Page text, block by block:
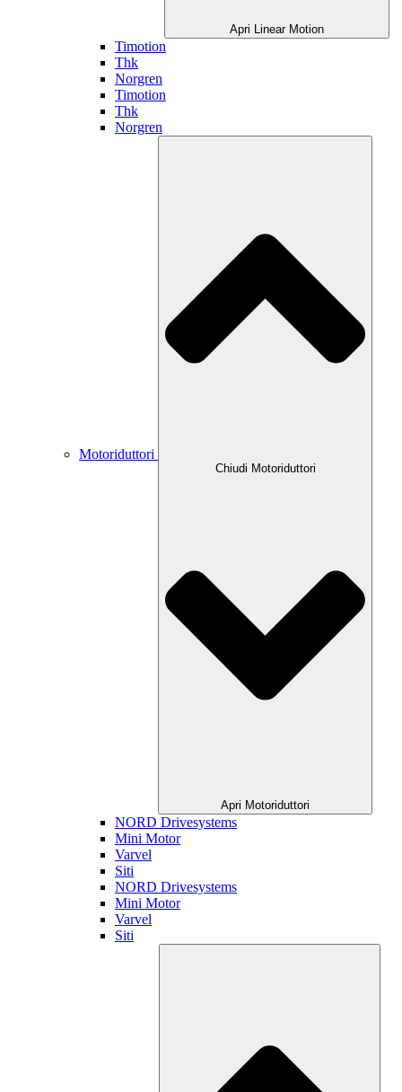
Apri Linear Motion
Timotion
Thk
Norgren
Timotion
Thk
Norgren
Motoriduttori
Chiudi Motoriduttori
Apri Motoriduttori
NORD Drivesystems
Mini Motor
Varvel
Siti
NORD Drivesystems
Mini Motor
Varvel
Siti